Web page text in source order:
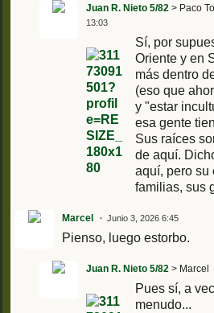
Juan R. Nieto 5/82 > Paco
13:03
Sí, por
Oriente y en
más dentro
(eso que
y "estar
esa gente
Sus raíces
de aquí.
aquí, pero su
familias, sus
Marcel Junio 3, 2026 6:45
Pienso, luego estorbo.
Juan R. Nieto 5/82 > Marcel
Pues sí, a
menudo...